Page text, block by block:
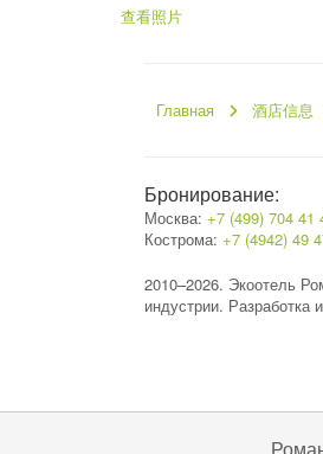
查看照片
Главная 酒店信息
Бронирование:
Москва: +7 (499) 704 41
Кострома: +7 (4942) 49
2010–2026. Экоотель
индустрии. Разработка